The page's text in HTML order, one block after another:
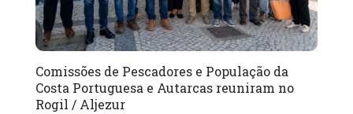
Comissões de Pescadores e População da
Costa Portuguesa e Autarcas reuniram no
Rogil / Aljezur